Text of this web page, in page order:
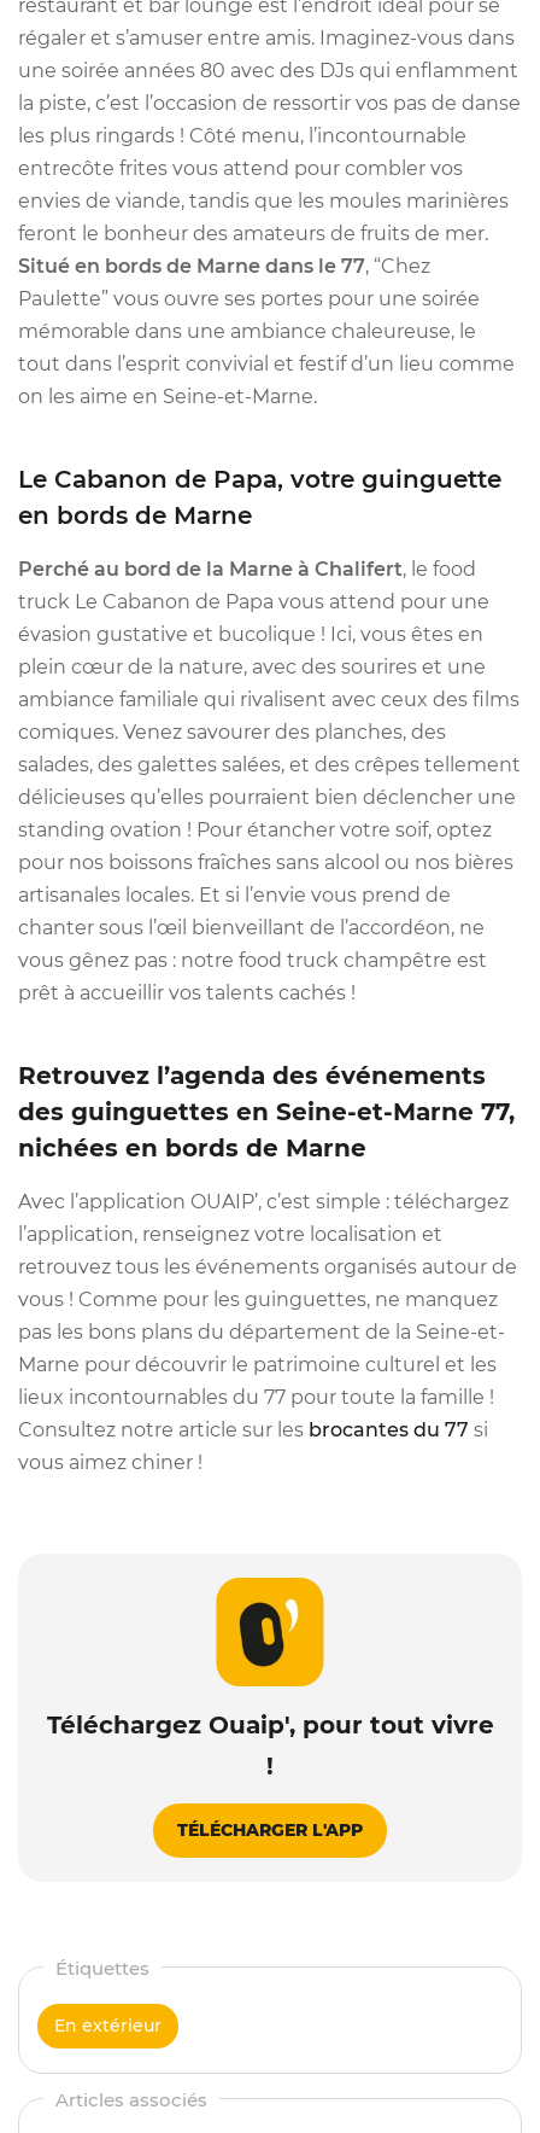
restaurant et bar lounge est l’endroit idéal pour se
régaler et s’amuser entre amis. Imaginez-vous dans
une soirée années 80 avec des DJs qui enflamment
la piste, c’est l’occasion de ressortir vos pas de danse
les plus ringards ! Côté menu, l’incontournable
entrecôte frites vous attend pour combler vos
envies de viande, tandis que les moules marinières
feront le bonheur des amateurs de fruits de mer.
Situé en bords de Marne dans le 77, “Chez
Paulette” vous ouvre ses portes pour une soirée
mémorable dans une ambiance chaleureuse, le
tout dans l’esprit convivial et festif d’un lieu comme
on les aime en Seine-et-Marne.
Le Cabanon de Papa, votre guinguette
en bords de Marne
Perché au bord de la Marne à Chalifert, le food
truck Le Cabanon de Papa vous attend pour une
évasion gustative et bucolique ! Ici, vous êtes en
plein cœur de la nature, avec des sourires et une
ambiance familiale qui rivalisent avec ceux des films
comiques. Venez savourer des planches, des
salades, des galettes salées, et des crêpes tellement
délicieuses qu’elles pourraient bien déclencher une
standing ovation ! Pour étancher votre soif, optez
pour nos boissons fraîches sans alcool ou nos bières
artisanales locales. Et si l’envie vous prend de
chanter sous l’œil bienveillant de l’accordéon, ne
vous gênez pas : notre food truck champêtre est
prêt à accueillir vos talents cachés !
Retrouvez l’agenda des événements
des guinguettes en Seine-et-Marne 77,
nichées en bords de Marne
Avec l’application OUAIP’, c’est simple : téléchargez
l’application, renseignez votre localisation et
retrouvez tous les événements organisés autour de
vous ! Comme pour les guinguettes, ne manquez
pas les bons plans du département de la Seine-et-
Marne pour découvrir le patrimoine culturel et les
lieux incontournables du 77 pour toute la famille !
Consultez notre article sur les brocantes du 77 si
vous aimez chiner !
Téléchargez Ouaip', pour tout vivre
!
TÉLÉCHARGER L'APP
En extérieur